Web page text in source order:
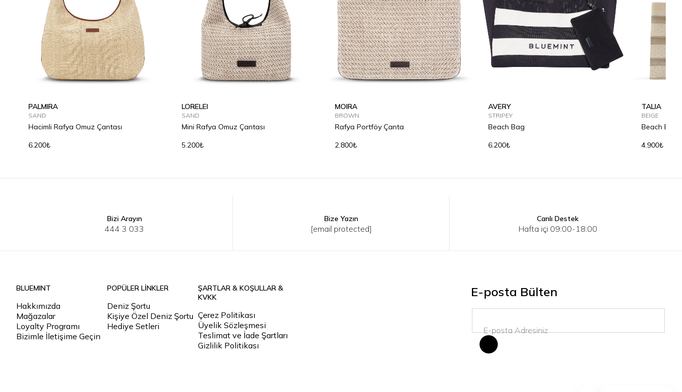
PALMIRA
SAND
Hacimli Rafya Omuz Çantası
6.200₺
LORELEI
SAND
Mini Rafya Omuz Çantası
5.200₺
MOIRA
BROWN
Rafya Portföy Çanta
2.800₺
AVERY
STRIPEY
Beach Bag
6.200₺
TALIA
BEIGE
Beach Bag
4.900₺
Bizi Arayın
444 3 033
Bize Yazın
[email protected]
Canlı Destek
Hafta içi 09:00-18:00
BLUEMINT
Hakkımızda
Mağazalar
Loyalty Programı
Bizimle İletişime Geçin
POPÜLER LİNKLER
Deniz Şortu
Kişiye Özel Deniz Şortu
Hediye Setleri
ŞARTLAR & KOŞULLAR &
KVKK
Çerez Politikası
Üyelik Sözleşmesi
Teslimat ve İade Şartları
Gizlilik Politikası
E-posta Bülten